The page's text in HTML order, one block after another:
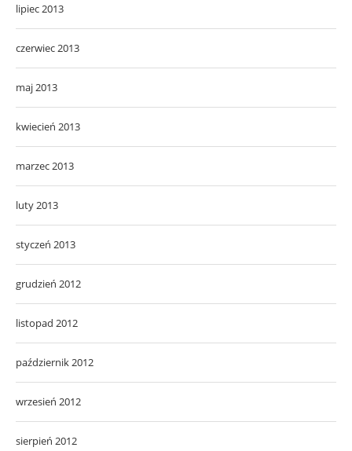
lipiec 2013
czerwiec 2013
maj 2013
kwiecień 2013
marzec 2013
luty 2013
styczeń 2013
grudzień 2012
listopad 2012
październik 2012
wrzesień 2012
sierpień 2012